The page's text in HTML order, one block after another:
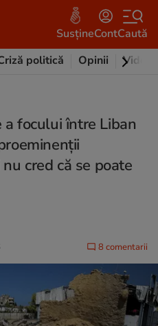
SusțineContCaută
politică Opinii Video
focului între Liban
cred că se poate
8 comentarii